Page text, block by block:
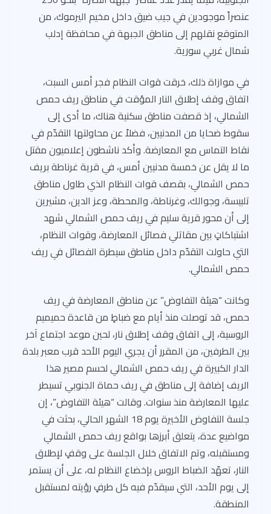
عنصراً موجودين في جيب ضيق داخل مخيم اليرموك، من
المتوقع نقلهم إلى مناطق الجبهة في محافظة إدلب
شمال غربي سورية.
في موازاة ذلك، خرقت قوات النظام فجر أمس السبت،
اتفاق وقف إطلاق النار المؤقت في مناطق ريف حمص
الشمالي، إذ قصفت مناطق سكنية هناك، ما أدى إلى
سقوط ضحايا من المدنيين، فضلاً عن محاولتها التقدّم في
نقاط التماس مع المعارضة. وأكد ناشطون إعلاميون مقتل
ما لا يقل عن خمسة مدنيين أمس، في قرية غرناطة بريف
حمص الشمالي، بقصف قوات النظام الذي طاول مناطق
تلبيسة، وجوالك، وغرناطة، والمحطة، وعز الدين، مشيرين
إلى أن محور قرية سليم في ريف حمص الشمالي شهد
اشتباكاتٍ بين مقاتلي فصائل المعارضة، وقوات النظام،
التي حاولت التقدّم داخل مناطق سيطرة الفصائل في ريف
حمص الشمالي.
وكانت “هيئة التفاوض” عن مناطق المعارضة في ريف
حمص، قد توصلت منذ أيام مع ضباطٍ من قاعدة حميميم
الروسية، إلى اتفاق وقف إطلاق نار، لحين موعد اجتماع آخر
بين الطرفين، من المقرر أن يجري اليوم الأحد قرب معبر بلدة
الدار الكبيرة في ريف حمص الشمالي لحسم مصير هذا
الريف إضافة إلى مناطق في ريف حماة الجنوبي تسيطر
عليها المعارضة منذ سنوات. وقالت “هيئة التفاوض”، إن
جلسة التفاوض الأخيرة يوم 18 الشهر الحالي، بحثت في
مواضيع عدة، يتعلق أبرزها بواقع ريف حمص الشمالي
ومستقبله، وتم الاتفاق خلال الجلسة على وقفٍ لإطلاق
النار، تعهّد الضباط الروس بإخضاع النظام له، على أن يستمر
إلى يوم الأحد، التي سيقدّم فيه كل طرفٍ رؤيته لمستقبل
المنطقة.